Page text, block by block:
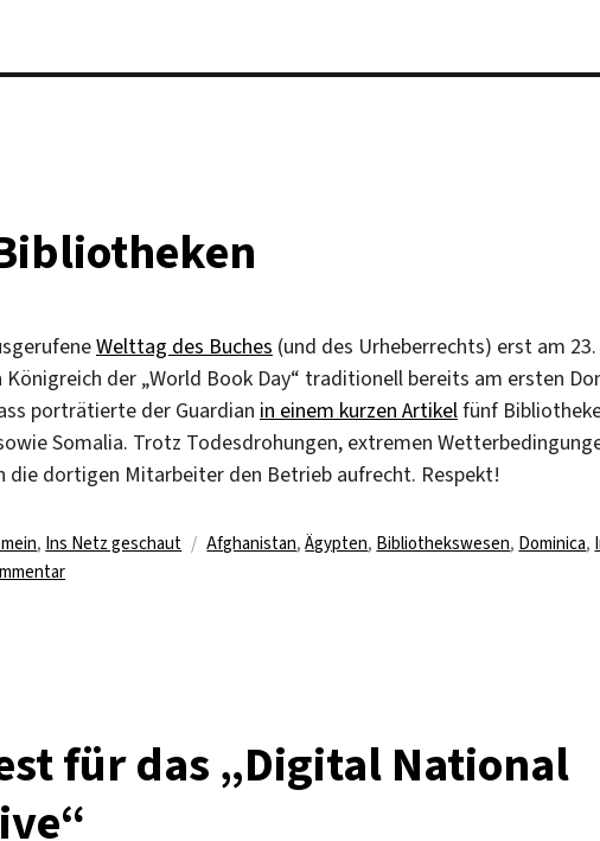
Welttag des Buches (und des Urheberrechts) erst am
der „World Book Day“ traditionell bereits am ersten
porträtierte der Guardian in einem kurzen Artikelfünf
Somalia. Trotz Todesdrohungen, extremen
die dortigen Mitarbeiter den Betrieb aufrecht. Respekt!
, Ins Netz geschaut Schlagwörter
Afghanistan,Ägypten, Bibliothekswesen, Dominica,
zu
für das „Digital National